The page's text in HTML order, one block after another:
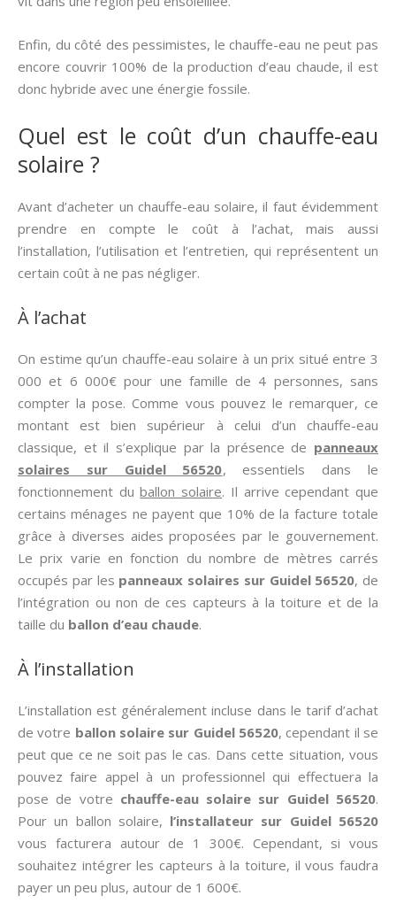
Enfin, du côté des pessimistes, le chauffe-eau ne peut pas
encore couvrir 100% de la production d’eau chaude, il est
donc hybride avec une énergie fossile.
Quel est le coût d’un chauffe-eau
solaire ?
Avant d’acheter un chauffe-eau solaire, il faut évidemment
prendre en compte le coût à l’achat, mais aussi
l’installation, l’utilisation et l’entretien, qui représentent un
certain coût à ne pas négliger.
À l’achat
On estime qu’un chauffe-eau solaire à un prix situé entre 3
000 et 6 000€ pour une famille de 4 personnes, sans
compter la pose. Comme vous pouvez le remarquer, ce
montant est bien supérieur à celui d’un chauffe-eau
classique, et il s’explique par la présence de panneaux
solaires sur Guidel 56520, essentiels dans le
fonctionnement duballon solaire. Il arrive cependant que
certains ménages ne payent que 10% de la facture totale
grâce à diverses aides proposées par le gouvernement.
Le prix varie en fonction du nombre de mètres carrés
occupés par les panneaux solaires sur Guidel 56520, de
l’intégration ou non de ces capteurs à la toiture et de la
taille du ballon d’eau chaude.
À l’installation
L’installation est généralement incluse dans le tarif d’achat
de votre ballon solaire sur Guidel 56520, cependant il se
peut que ce ne soit pas le cas. Dans cette situation, vous
pouvez faire appel à un professionnel qui effectuera la
pose de votre chauffe-eau solaire sur Guidel 56520.
Pour un ballon solaire, l’installateur sur Guidel 56520
vous facturera autour de 1 300€. Cependant, si vous
souhaitez intégrer les capteurs à la toiture, il vous faudra
payer un peu plus, autour de 1 600€.